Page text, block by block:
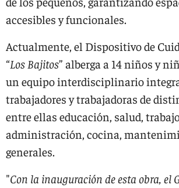
accesibles y funcionales.
Actualmente, el Dispositivo de
“Los Bajitos” alberga a 14 niños y
un equipo interdisciplinario
trabajadores y trabajadoras de
entre ellas educación, salud,
administración, cocina,
generales.
"Con la inauguración de esta obra, el